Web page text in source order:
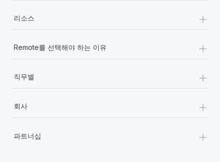
리소스 +
Remote를 선택해야 하는 이유 +
직무별 +
회사 +
파트너십 +